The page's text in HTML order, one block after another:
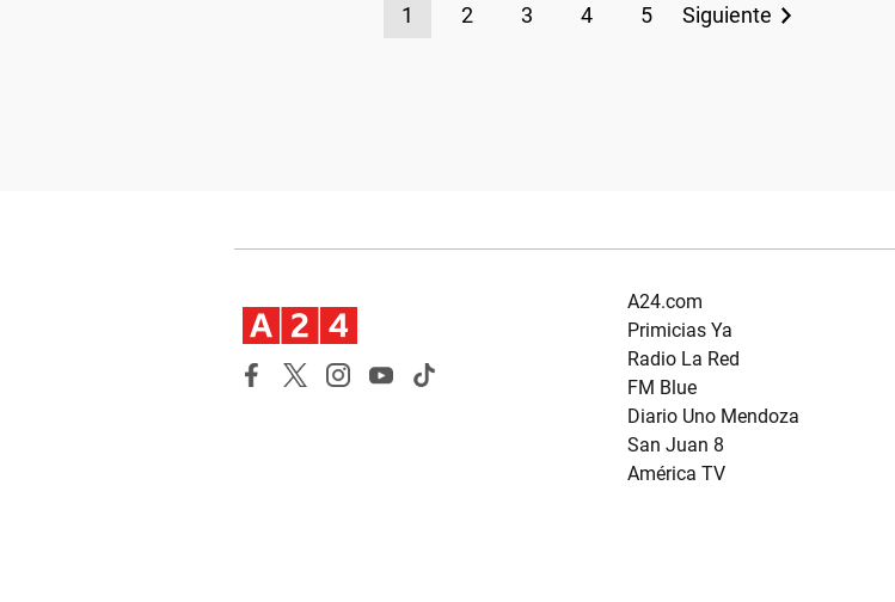
1 2 3 4 5 Siguiente
A24.com
Primicias Ya
Radio La Red
FM Blue
Diario Uno Mendoza
San Juan 8
América TV